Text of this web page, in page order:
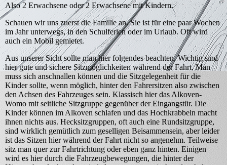
Also 2 Erwachsene oder 2 Erwachsene mit Kindern.
Schauen wir uns zuerst die Familie an. Sie ist für eine paar Wochen
im Jahr unterwegs, in den Schulferien oder im Urlaub. Oft wird
auch ein Mobil gemietet.
Aus unserer Sicht sollte man hier folgendes beachten. Wichtig sind
hier gute und sichere Sitzmöglichkeiten während der Fahrt. Man
muss sich anschnallen können und die Sitzgelegenheit für die
Kinder sollte, wenn möglich, hinter den Fahrersitzen also zwischen
den Achsen des Fahrzeuges sein. Klassisch hier das Alkoven-
Womo mit seitliche Sitzgruppe gegenüber der Eingangstür. Die
Kinder können im Alkoven schlafen und das Hochkrabbeln macht
ihnen nichts aus. Hecksitzgruppen, oft auch eine Rundsitzgruppe,
sind wirklich gemütlich zum geselligen Beisammensein, aber leider
ist das Sitzen hier während der Fahrt nicht so angenehm. Teilweise
sitz man quer zur Fahrtrichtung oder eben ganz hinten. Einigen
wird es hier durch die Fahrzeugbewegungen, die hinter der